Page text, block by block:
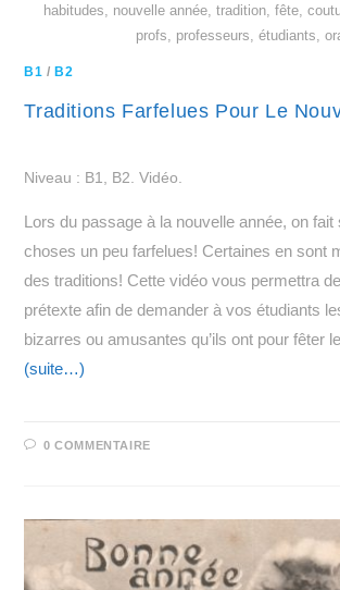
habitudes, nouvelle année, tradition, fête,
profs, professeurs, étudiants,
B1 /B2
Traditions Farfelues Pour Le
Niveau : B1, B2. Vidéo.
Lors du passage à la nouvelle année, on fait
choses un peu farfelues! Certaines en sont
des traditions! Cette vidéo vous permettra
prétexte afin de demander à vos étudiants
bizarres ou amusantes qu’ils ont pour fêter
(suite…)
0 COMMENTAIRE